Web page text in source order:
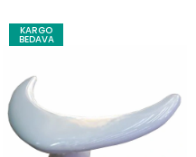
KARGO
BEDAVA